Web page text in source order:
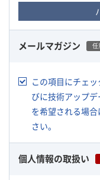
メールマガジン 任
この項目にチェ
びに技術アップ
を希望される場
さい。
個人情報の取扱い